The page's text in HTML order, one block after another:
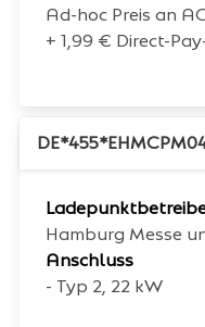
Ad-hoc Preis an
+ 1,99 € Direct-
Hamburg Messe
Anschluss
- Typ 2, 22 kW